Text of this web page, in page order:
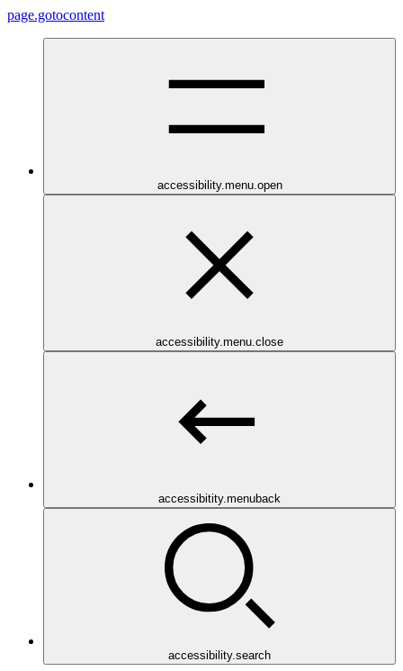
page.gotocontent
accessibility.menu.open
accessibility.menu.close
accessibitity.menuback
accessibility.search